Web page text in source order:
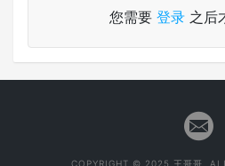
您需要 登录 之后
COPYRIGHT © 2025 王哥哥.